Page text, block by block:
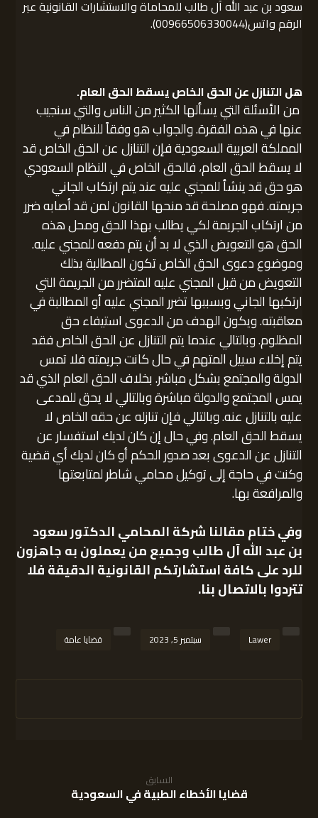
سعود بن عبد الله آل طالب للمحاماة والاستشارات القانونية عبر
الرقم واتس(00966506330044).
هل التنازل عن الحق الخاص يسقط الحق العام.
من الأسئلة التي يسألها الكثير من الناس والتي سنجيب
عنها في هذه الفقرة. والجواب هو وفقاً للنظام في
المملكة العربية السعودية فإن التنازل عن الحق الخاص قد
لا يسقط الحق العام، فالحق الخاص في النظام السعودي
هو حق قد ينشأ للمجني عليه عند يتم ارتكاب الجاني
جريمته. فهو مصلحة قد منحها القانون لمن قد أصابه ضرر
من ارتكاب الجريمة لكي يطالب بهذا الحق ومحل هذه
الحق هو التعويض الذي لا بد أن يتم دفعه للمجني عليه.
وموضوع دعوى الحق الخاص تكون المطالبة بذلك
التعويض من قبل المجني عليه المتضرر من الجريمة التي
ارتكبها الجاني وبسببها تضرر المجني عليه أو المطالبة في
معاقبته. ويكون الهدف من الدعوى استيفاء حق
المظلوم. وبالتالي عندما يتم التنازل عن الحق الخاص فقد
يتم إخلاء سبيل المتهم في حال كانت جريمته فلا تمس
الدولة والمجتمع بشكل مباشر. بخلاف الحق العام الذي قد
يمس المجتمع والدولة مباشرة وبالتالي لا يحق للمدعى
عليه بالتنازل عنه. وبالتالي فإن تنازله عن حقه الخاص لا
يسقط الحق العام. وفي حال إن كان لديك استفسار عن
التنازل عن الدعوى بعد صدور الحكم أو كان لديك أي قضية
وكنت في حاجة إلى توكيل محامي شاطر لمتابعتها
والمرافعة بها.
وفي ختام مقالنا شركة المحامي الدكتور سعود
بن عبد الله آل طالبوجميع من يعملون به جاهزون
للرد على كافة استشارتكم القانونية الدقيقة فلا
تتردوا بالاتصال بنا.
Lawer سبتمبر 5, 2023 قضايا عامة
السابق
قضايا الأخطاء الطبية في السعودية